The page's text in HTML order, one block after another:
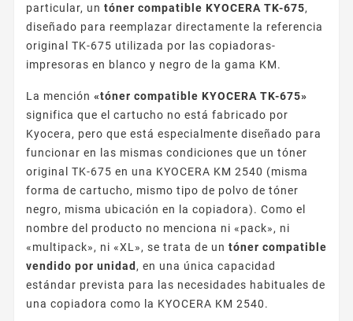
particular, un tóner compatible KYOCERA TK-675,
diseñado para reemplazar directamente la referencia
original TK-675 utilizada por las copiadoras-
impresoras en blanco y negro de la gama KM.
La mención «tóner compatible KYOCERA TK-675»
significa que el cartucho no está fabricado por
Kyocera, pero que está especialmente diseñado para
funcionar en las mismas condiciones que un tóner
original TK-675 en una KYOCERA KM 2540 (misma
forma de cartucho, mismo tipo de polvo de tóner
negro, misma ubicación en la copiadora). Como el
nombre del producto no menciona ni «pack», ni
«multipack», ni «XL», se trata de un tóner compatible
vendido por unidad , en una única capacidad
estándar prevista para las necesidades habituales de
una copiadora como la KYOCERA KM 2540.